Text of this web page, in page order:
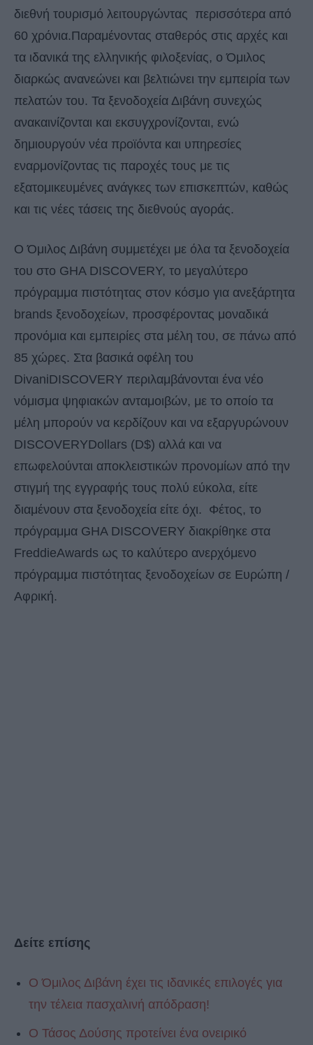
διεθνή τουρισμό λειτουργώντας περισσότερα από
60 χρόνια.Παραμένοντας σταθερός στις αρχές και
τα ιδανικά της ελληνικής φιλοξενίας, ο Όμιλος
διαρκώς ανανεώνει και βελτιώνει την εμπειρία των
πελατών του. Τα ξενοδοχεία Διβάνη συνεχώς
ανακαινίζονται και εκσυγχρονίζονται, ενώ
δημιουργούν νέα προϊόντα και υπηρεσίες
εναρμονίζοντας τις παροχές τους με τις
εξατομικευμένες ανάγκες των επισκεπτών, καθώς
και τις νέες τάσεις της διεθνούς αγοράς.
Ο Όμιλος Διβάνη συμμετέχει με όλα τα ξενοδοχεία
του στο GHA DISCOVERY, το μεγαλύτερο
πρόγραμμα πιστότητας στον κόσμο για ανεξάρτητα
brands ξενοδοχείων, προσφέροντας μοναδικά
προνόμια και εμπειρίες στα μέλη του, σε πάνω από
85 χώρες. Στα βασικά οφέλη του
DivaniDISCOVERY περιλαμβάνονται ένα νέο
νόμισμα ψηφιακών ανταμοιβών, με το οποίο τα
μέλη μπορούν να κερδίζουν και να εξαργυρώνουν
DISCOVERYDollars (D$) αλλά και να
επωφελούνται αποκλειστικών προνομίων από την
στιγμή της εγγραφής τους πολύ εύκολα, είτε
διαμένουν στα ξενοδοχεία είτε όχι. Φέτος, το
πρόγραμμα GHA DISCOVERY διακρίθηκε στα
FreddieAwards ως το καλύτερο ανερχόμενο
πρόγραμμα πιστότητας ξενοδοχείων σε Ευρώπη /
Αφρική.
Δείτε επίσης
Ο Όμιλος Διβάνη έχει τις ιδανικές επιλογές για
την τέλεια πασχαλινή απόδραση!
Ο Τάσος Δούσης προτείνει ένα ονειρικό